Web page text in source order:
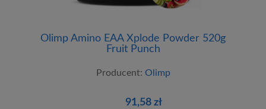
Olimp Amino EAA Xplode Powder 520g
Fruit Punch
Producent: Olimp
91,58 zł